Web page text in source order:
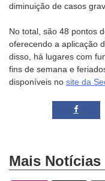
diminuição de casos
No total, são 48 pontos
oferecendo a aplicação
disso, há lugares com
fins de semana e
disponíveis no site da
Mais Notícias